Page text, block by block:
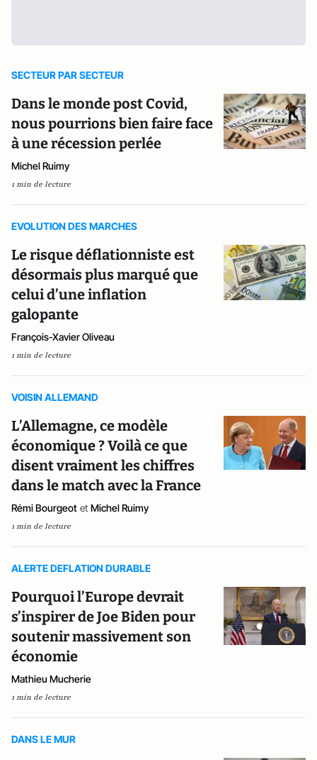
SECTEUR PAR SECTEUR
Dans le monde post Covid,
nous pourrions bien faire face
à une récession perlée
Michel Ruimy
1 min de lecture
EVOLUTION DES MARCHES
Le risque déflationniste est
désormais plus marqué que
celui d’une inflation
galopante
François-Xavier Oliveau
1 min de lecture
VOISIN ALLEMAND
L’Allemagne, ce modèle
économique ? Voilà ce que
disent vraiment les chiffres
dans le match avec la France
Rémi Bourgeot et Michel Ruimy
1 min de lecture
ALERTE DEFLATION DURABLE
Pourquoi l’Europe devrait
s’inspirer de Joe Biden pour
soutenir massivement son
économie
Mathieu Mucherie
1 min de lecture
DANS LE MUR